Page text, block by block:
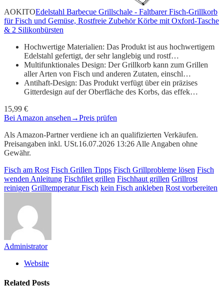
AOKITOEdelstahl Barbecue Grillschale - Faltbarer Fisch-Grillkorb
für Fisch und Gemüse, Rostfreie Zubehör Körbe mit Oxford-Tasche
& 2 Silikonbürsten
Hochwertige Materialien: Das Produkt ist aus hochwertigem
Edelstahl gefertigt, der sehr langlebig und rostf…
Multifunktionales Design: Der Grillkorb kann zum Grillen
aller Arten von Fisch und anderen Zutaten, einschl…
Antihaft-Design: Das Produkt verfügt über ein präzises
Gitterdesign auf der Oberfläche des Korbs, das effek…
15,99 €
Bei Amazon ansehen →Preis prüfen
Als Amazon-Partner verdiene ich an qualifizierten Verkäufen.
Preisangaben inkl. USt.16.07.2026 13:26 Alle Angaben ohne
Gewähr.
Fisch am Rost Fisch Grillen Tipps Fisch Grillprobleme lösen Fisch
wenden Anleitung Fischfilet grillen Fischhaut grillen Grillrost
reinigen Grilltemperatur Fisch kein Fisch ankleben Rost vorbereiten
Administrator
Website
Related Posts